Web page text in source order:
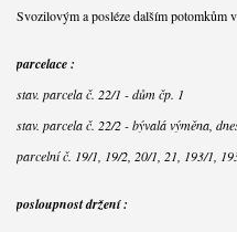
Svozilovým a posléze dalším potomkům
parcelace :
stav. parcela č. 22/1 - dům čp. 1
stav. parcela č. 22/2 - bývalá výměna,
parcelní č. 19/1, 19/2, 20/1, 21, 193/1,
posloupnost držení :